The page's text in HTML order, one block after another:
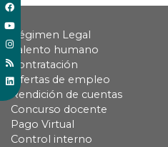
Régimen Legal
Talento humano
Contratación
Ofertas de empleo
Rendición de cuentas
Concurso docente
Pago Virtual
Control interno